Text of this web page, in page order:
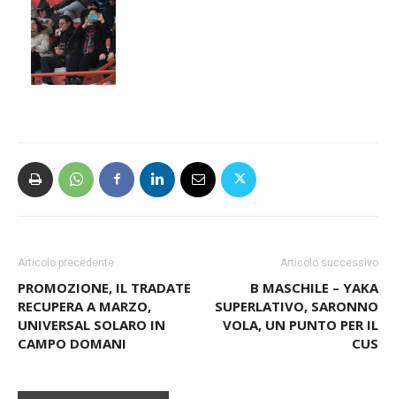
Articolo precedente
PROMOZIONE, IL TRADATE
RECUPERA A MARZO,
UNIVERSAL SOLARO IN
CAMPO DOMANI
Articolo successivo
B MASCHILE – YAKA
SUPERLATIVO, SARONNO
VOLA, UN PUNTO PER IL
CUS